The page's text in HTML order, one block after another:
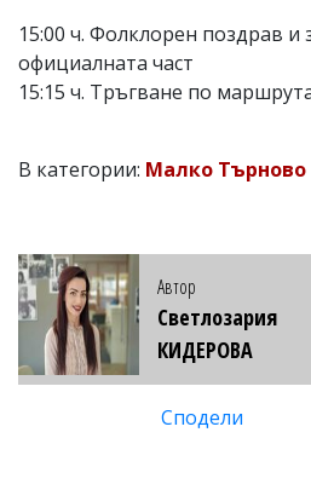
15:00 ч. Фолклорен поздрав и
официалната част
15:15 ч. Тръгване по
В категории: Малко Търново
Автор
Светлозария
КИДЕРОВА
Сподели